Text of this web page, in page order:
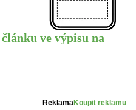
ve výpisu na
ReklamaKoupit reklamu